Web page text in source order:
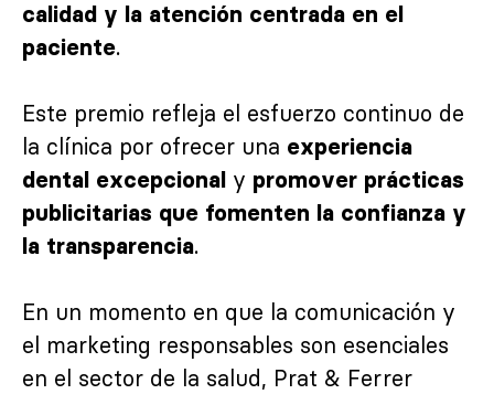
calidad y la atención centrada en el
paciente.
Este premio refleja el esfuerzo continuo de
la clínica por ofrecer una experiencia
dental excepcional y promover prácticas
publicitarias que fomenten la confianza y
la transparencia.
En un momento en que la comunicación y
el marketing responsables son esenciales
en el sector de la salud, Prat & Ferrer